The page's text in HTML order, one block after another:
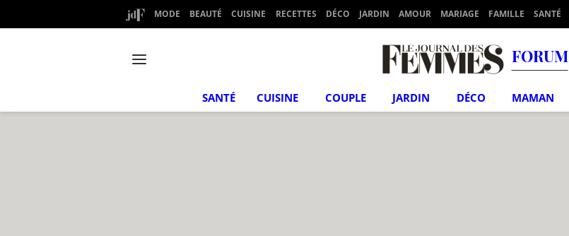
MODE BEAUTÉ CUISINE RECETTES DÉCO JARDIN AMOUR MARIAGE FAMILLE SANTÉ
FORUM
SANTÉ CUISINE COUPLE JARDIN DÉCO MAMAN